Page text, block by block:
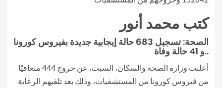
كتب محمد أنور
الصحة: تسجيل 683 حالة إيجابية جديدة بفيروس كورونا
..و 41 حالة وفاة
أعلنت وزارة الصحة والسكان، السبت، عن خروج 444 متعافيًا
من فيروس كورونا من المستشفيات، وذلك بعد تلقيهم الرعاية